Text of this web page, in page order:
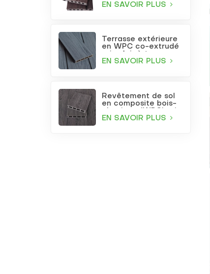
bordeaux
EN SAVOIR PLUS
Terrasse extérieure
en WPC co-extrudé
carrés
EN SAVOIR PLUS
Revêtement de sol
en composite bois-
foncé gaufré pour
EN SAVOIR PLUS